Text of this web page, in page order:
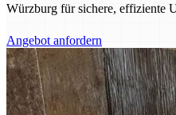
Würzburg für sichere, effiziente
Angebot anfordern